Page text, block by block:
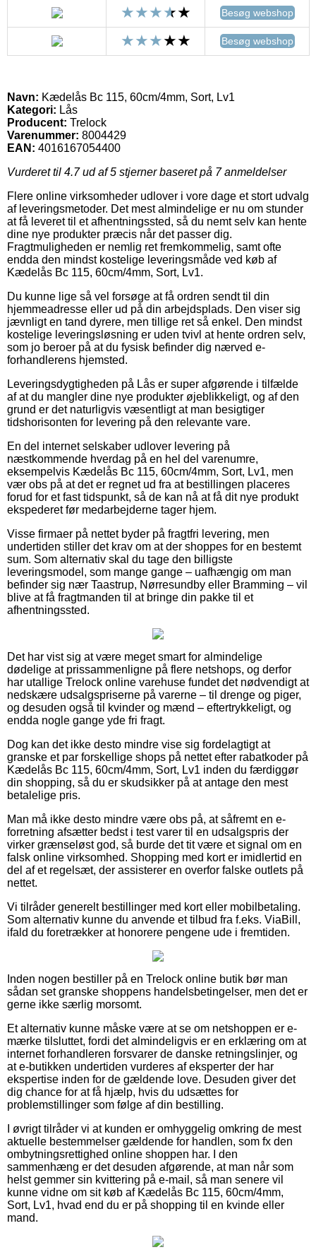
Besøg webshop
Besøg webshop
Navn: Kædelås Bc 115, 60cm/4mm, Sort, Lv1
Kategori: Lås
Producent: Trelock
Varenummer: 8004429
EAN: 4016167054400
Vurderet til 4.7ud af 5 stjerner baseret på 7anmeldelser
Flere online virksomheder udlover i vore dage et stort udvalg
af leveringsmetoder. Det mest almindelige er nu om stunder
at få leveret til et afhentningssted, så du nemt selv kan hente
dine nye produkter præcis når det passer dig.
Fragtmuligheden er nemlig ret fremkommelig, samt ofte
endda den mindst kostelige leveringsmåde ved køb af
Kædelås Bc 115, 60cm/4mm, Sort, Lv1.
Du kunne lige så vel forsøge at få ordren sendt til din
hjemmeadresse eller ud på din arbejdsplads. Den viser sig
jævnligt en tand dyrere, men tillige ret så enkel. Den mindst
kostelige leveringsløsning er uden tvivl at hente ordren selv,
som jo beroer på at du fysisk befinder dig nærved e-
forhandlerens hjemsted.
Leveringsdygtigheden på Lås er super afgørende i tilfælde
af at du mangler dine nye produkter øjeblikkeligt, og af den
grund er det naturligvis væsentligt at man besigtiger
tidshorisonten for levering på den relevante vare.
En del internet selskaber udlover levering på
næstkommende hverdag på en hel del varenumre,
eksempelvis Kædelås Bc 115, 60cm/4mm, Sort, Lv1, men
vær obs på at det er regnet ud fra at bestillingen placeres
forud for et fast tidspunkt, så de kan nå at få dit nye produkt
ekspederet før medarbejderne tager hjem.
Visse firmaer på nettet byder på fragtfri levering, men
undertiden stiller det krav om at der shoppes for en bestemt
sum. Som alternativ skal du tage den billigste
leveringsmodel, som mange gange – uafhængig om man
befinder sig nær Taastrup, Nørresundby eller Bramming – vil
blive at få fragtmanden til at bringe din pakke til et
afhentningssted.
Det har vist sig at være meget smart for almindelige
dødelige at prissammenligne på flere netshops, og derfor
har utallige Trelock online varehuse fundet det nødvendigt at
nedskære udsalgspriserne på varerne – til drenge og piger,
og desuden også til kvinder og mænd – eftertrykkeligt, og
endda nogle gange yde fri fragt.
Dog kan det ikke desto mindre vise sig fordelagtigt at
granske et par forskellige shops på nettet efter rabatkoder på
Kædelås Bc 115, 60cm/4mm, Sort, Lv1 inden du færdiggør
din shopping, så du er skudsikker på at antage den mest
betalelige pris.
Man må ikke desto mindre være obs på, at såfremt en e-
forretning afsætter bedst i test varer til en udsalgspris der
virker grænseløst god, så burde det tit være et signal om en
falsk online virksomhed. Shopping med kort er imidlertid en
del af et regelsæt, der assisterer en overfor falske outlets på
nettet.
Vi tilråder generelt bestillinger med kort eller mobilbetaling.
Som alternativ kunne du anvende et tilbud fra f.eks. ViaBill,
ifald du foretrækker at honorere pengene ude i fremtiden.
Inden nogen bestiller på en Trelock online butik bør man
sådan set granske shoppens handelsbetingelser, men det er
gerne ikke særlig morsomt.
Et alternativ kunne måske være at se om netshoppen er e-
mærke tilsluttet, fordi det almindeligvis er en erklæring om at
internet forhandleren forsvarer de danske retningslinjer, og
at e-butikken undertiden vurderes af eksperter der har
ekspertise inden for de gældende love. Desuden giver det
dig chance for at få hjælp, hvis du udsættes for
problemstillinger som følge af din bestilling.
I øvrigt tilråder vi at kunden er omhyggelig omkring de mest
aktuelle bestemmelser gældende for handlen, som fx den
ombytningsrettighed online shoppen har. I den
sammenhæng er det desuden afgørende, at man når som
helst gemmer sin kvittering på e-mail, så man senere vil
kunne vidne om sit køb af Kædelås Bc 115, 60cm/4mm,
Sort, Lv1, hvad end du er på shopping til en kvinde eller
mand.